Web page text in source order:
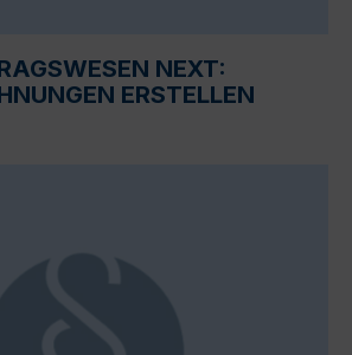
NEXT:
ERSTELLEN